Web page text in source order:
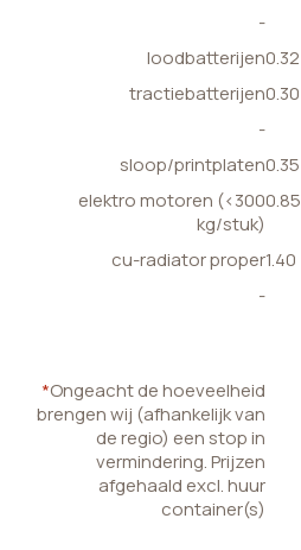
-
loodbatterijen0.32
tractiebatterijen0.30
-
sloop/printplaten0.35
elektro motoren (<300
kg/stuk)
0.85
cu-radiator proper1.40
-
*Ongeacht de hoeveelheid
brengen wij (afhankelijk van
de regio) een stop in
vermindering. Prijzen
afgehaald excl. huur
container(s)